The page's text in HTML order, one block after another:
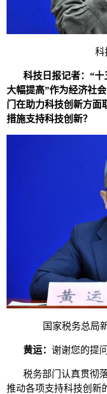
科
科技日报记者：“十
大幅提高”作为经济社
门在助力科技创新方面
措施支持科技创新？
国家税务总局
黄运：谢谢您的提
税务部门认真贯彻落
推动各项支持科技创新